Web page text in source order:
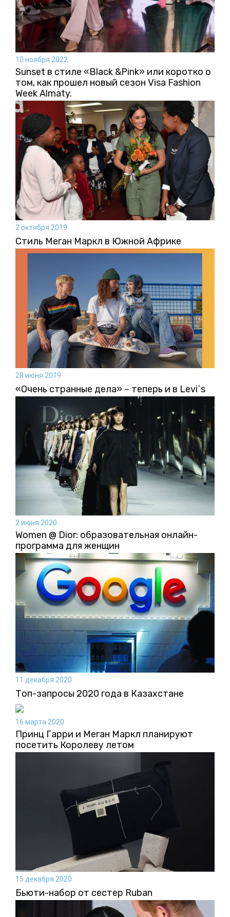
10 ноября 2022
Sunset в стиле «Black &Pink» или коротко о
том, как прошел новый сезон Visa Fashion
Week Almaty.
2 октября 2019
Стиль Меган Маркл в Южной Африке
28 июня 2019
«Очень странные дела» – теперь и в Levi`s
2 июня 2020
Women @ Dior: образовательная онлайн-
программа для женщин
11 декабря 2020
Топ-запросы 2020 года в Казахстане
16 марта 2020
Принц Гарри и Меган Маркл планируют
посетить Королеву летом
15 декабря 2020
Бьюти-набор от сестер Ruban